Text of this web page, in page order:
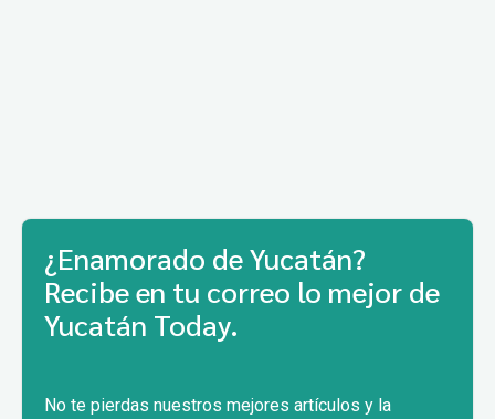
¿Enamorado de Yucatán?
Recibe en tu correo lo mejor de
Yucatán Today.
No te pierdas nuestros mejores artículos y la